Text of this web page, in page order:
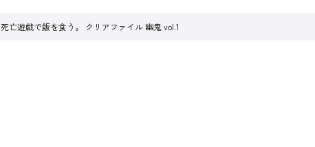
死亡遊戯で飯を食う。 クリアファイル 幽鬼 vol.1